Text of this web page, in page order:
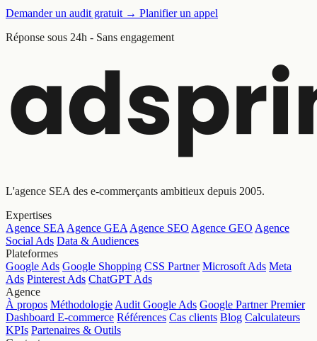
Demander un audit gratuit → Planifier un appel
Réponse sous 24h - Sans engagement
L'agence SEA des e-commerçants ambitieux depuis 2005.
Expertises
Agence SEA Agence GEA Agence SEO Agence GEO Agence
Social Ads Data & Audiences
Plateformes
Google Ads Google Shopping CSS Partner Microsoft Ads Meta
Ads Pinterest Ads ChatGPT Ads
Agence
À propos Méthodologie Audit Google Ads Google Partner Premier
Dashboard E-commerce Références Cas clients Blog Calculateurs
KPIs Partenaires & Outils